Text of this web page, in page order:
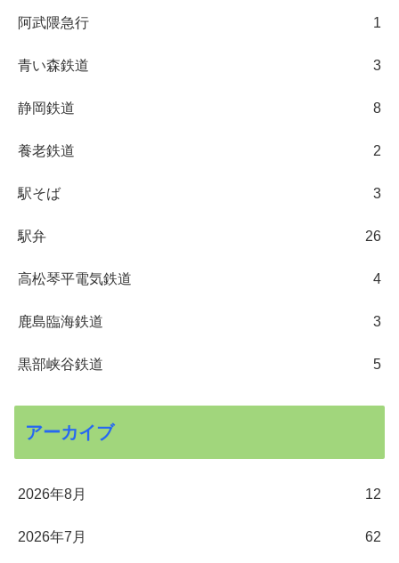
阿武隈急行 1
青い森鉄道 3
静岡鉄道 8
養老鉄道 2
駅そば 3
駅弁 26
高松琴平電気鉄道 4
鹿島臨海鉄道 3
黒部峡谷鉄道 5
アーカイブ
2026年8月 12
2026年7月 62